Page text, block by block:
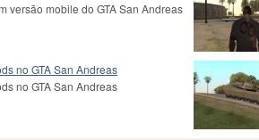
versão mobile do GTA San Andreas
no GTA San Andreas
no GTA San Andreas